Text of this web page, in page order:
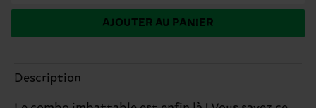
AJOUTER AU PANIER
Description